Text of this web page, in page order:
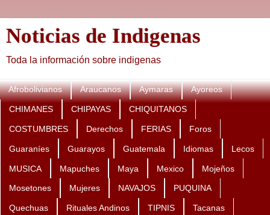
Noticias de Indigenas
Toda la información sobre indigenas
Afrobolivianos Araucanos Aymaras Ayoreos
CHIMANES CHIPAYAS CHIQUITANOS
COSTUMBRES Derechos FERIAS Foros
Guaraníes Guarayos Guatemala Idiomas Lecos
MUSICA Mapuches Maya Mexico Mojeños
Mosetones Mujeres NAVAJOS PUQUINA
Quechuas Rituales Andinos TIPNIS Tacanas